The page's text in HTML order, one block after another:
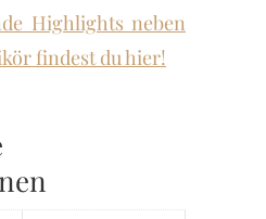
Highlights neben
findest du hier!